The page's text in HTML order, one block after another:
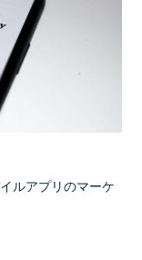
ルアプリのマーケ